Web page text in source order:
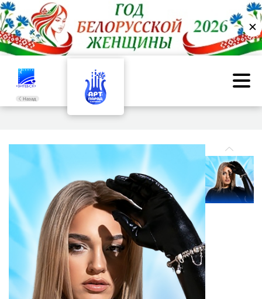
✕
Назад